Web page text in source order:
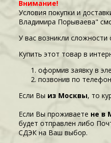
Внимание!
Условия покупки и
Владимира Порываева"
У вас возникли сложности
Купить этот товар в
оформив заявку в
позвонив по
Если Вы из Москвы, то
Если Вы проживаете не в
будет отправлен либо
СДЭК на Ваш выбор.